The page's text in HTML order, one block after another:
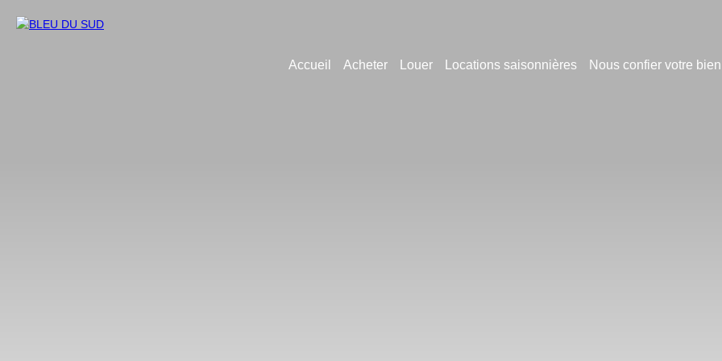
Accueil Acheter Louer Locations saisonnières Nous confier votre bien